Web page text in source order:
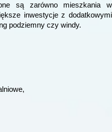
są zarówno mieszkania w
inwestycje z dodatkowymi
podziemny czy windy.